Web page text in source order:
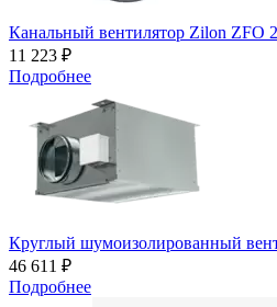
Канальный вентилятор Zilon ZFO
11 223 ₽
Подробнее
Круглый шумоизолированный
46 611 ₽
Подробнее